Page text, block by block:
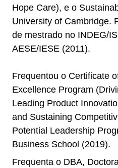
Hope Care), e o
University of Cambridge.
de mestrado no INDEG/
AESE/IESE (2011).
Frequentou o Certificate
Excellence Program
Leading Product
and Sustaining
Potential Leadership
Business School (2019).
Frequenta o DBA,